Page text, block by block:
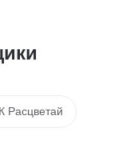
Расцветай